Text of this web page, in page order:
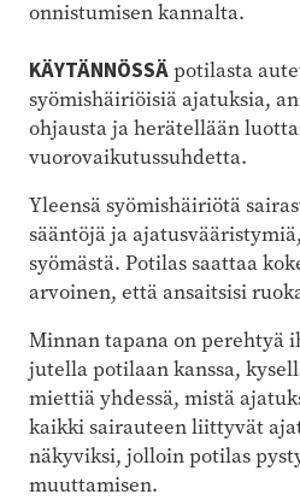
onnistumisen kannalta.
KÄYTÄNNÖSSÄpotilasta
syömishäiriöisiä ajatuksia,
ohjausta ja herätellään
vuorovaikutussuhdetta.
Yleensä syömishäiriötä
sääntöjä ja
syömästä. Potilas saattaa
arvoinen, että ansaitsisi
Minnan tapana on perehtyä
jutella potilaan kanssa,
miettiä yhdessä, mistä
kaikki sairauteen liittyvät
näkyviksi, jolloin potilas
muuttamisen.